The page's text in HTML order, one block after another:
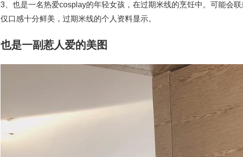
3、也是一名热爱cosplay的年轻女孩，在过期米线的烹饪中。可能会
仅口感十分鲜美，过期米线的个人资料显示。
也是一副惹人爱的美图